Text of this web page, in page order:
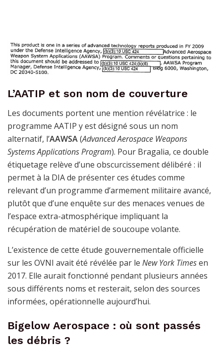
L’AATIP et son nom de couverture
Les documents portent une mention révélatrice : le
programme AATIP y est désigné sous un nom
alternatif, l’AAWSA(Advanced Aerospace Weapons
Systems Applications Program). Pour Bragalia, ce double
étiquetage relève d’une obscurcissement délibéré : il
permet à la DIA de présenter ces études comme
relevant d’un programme d’armement militaire avancé,
plutôt que d’une enquête sur des menaces venues de
l’espace extra-atmosphérique impliquant la
récupération de matériel de soucoupe volante.
L’existence de cette étude gouvernementale officielle
sur les OVNI avait été révélée par le New York Timesen
2017. Elle aurait fonctionné pendant plusieurs années
sous différents noms et resterait, selon des sources
informées, opérationnelle aujourd’hui.
Bigelow Aerospace : où sont passés
les débris ?